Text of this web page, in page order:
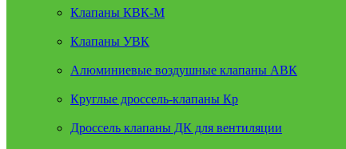
Клапаны КВК-М
Клапаны УВК
Алюминиевые воздушные клапаны АВК
Круглые дроссель-клапаны Кр
Дроссель клапаны ДК для вентиляции